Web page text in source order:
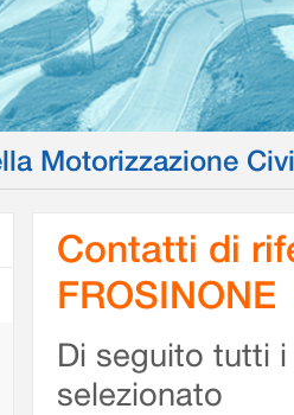
Motorizzazione
Contatti di
FROSINONE
Di seguito tutti
selezionato